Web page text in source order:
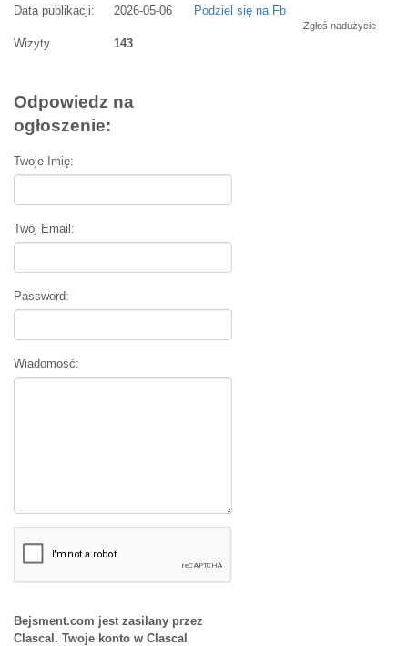
Data publikacji: 2026-05-06 Podziel się na Fb
Zgłoś nadużycie
Wizyty 143
Odpowiedz na
ogłoszenie:
Twoje Imię:
Twój Email:
Password:
Wiadomość:
Bejsment.com jest zasilany przez
Clascal. Twoje konto w Clascal